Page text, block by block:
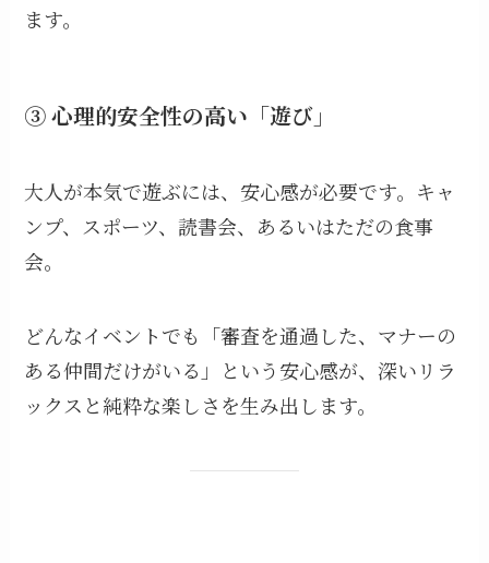
ます。
③ 心理的安全性の高い「遊び」
大人が本気で遊ぶには、安心感が必要です。キャ
ンプ、スポーツ、読書会、あるいはただの食事
会。
どんなイベントでも「審査を通過した、マナーの
ある仲間だけがいる」という安心感が、深いリラ
ックスと純粋な楽しさを生み出します。